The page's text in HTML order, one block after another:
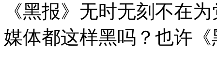
《黑报》无时无刻不在
媒体都这样黑吗？也许